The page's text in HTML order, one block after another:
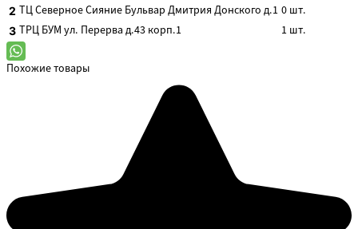
2 ТЦ Северное Сияние Бульвар Дмитрия Донского д.1 0 шт.
3 ТРЦ БУМ ул. Перерва д.43 корп.1 1 шт.
Похожие товары